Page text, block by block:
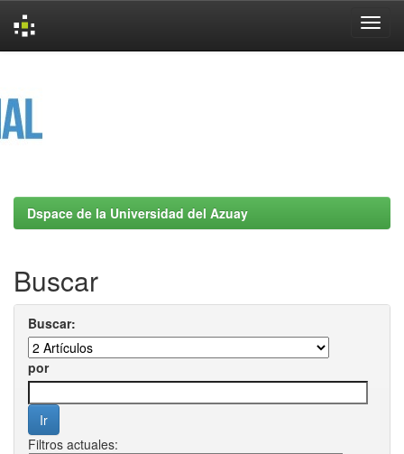
Dspace de la Universidad del Azuay
Buscar
Buscar:
por
Filtros actuales: